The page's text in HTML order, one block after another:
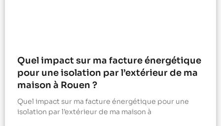
Quel impact sur ma facture énergétique
pour une isolation par l’extérieur de ma
maison à Rouen ?
Quel impact sur ma facture énergétique pour une
isolation par l’extérieur de ma maison à